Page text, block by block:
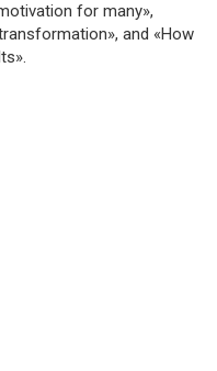
for many»,
and «How